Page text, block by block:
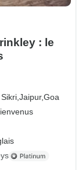
: le
Jaipur,Goa